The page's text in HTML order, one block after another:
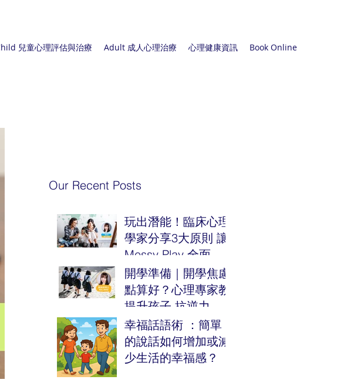
兒童心理評估與治療 Adult 成人心理治療 心理健康資訊 Book Online
Our Recent Posts
玩出潛能！臨床心理
學家分享3大原則 讓
Messy Play 全面啟
發幼兒成長
開學準備｜開學焦慮
點算好？心理專家教
提升孩子 抗逆力 陪
伴跨越校園挫折
幸福話語術 ：簡單
的說話如何增加或減
少生活的幸福感？